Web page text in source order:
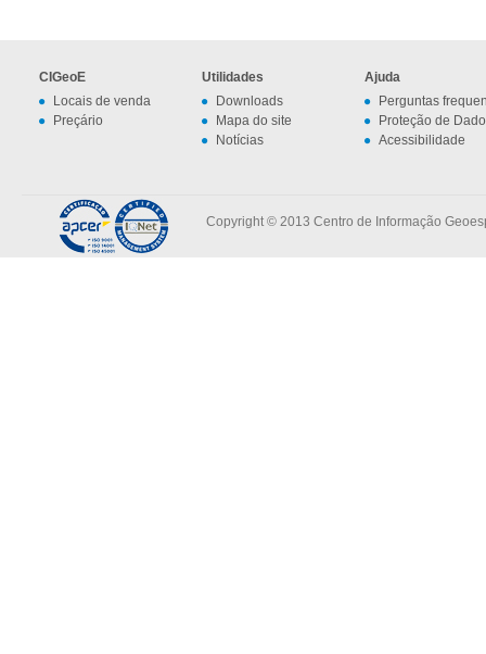
CIGeoE
Locais de venda
Preçário
Utilidades
Downloads
Mapa do site
Notícias
Ajuda
Perguntas
Proteção de
Acessibilidade
Copyright © 2013 Centro de Informação